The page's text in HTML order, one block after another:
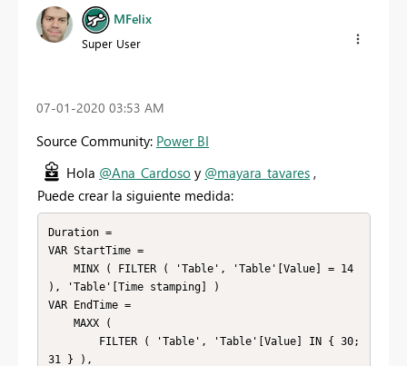
MFelix
Super User
‎07-01-2020 03:53 AM
Source Community: Power BI
Hola @Ana_Cardoso y @mayara_tavares ,
Puede crear la siguiente medida:
Duration =
VAR StartTime =
), 'Table'[Time stamping] )
VAR EndTime =
31 } ),